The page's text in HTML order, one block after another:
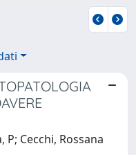
P; Cecchi, Rossana